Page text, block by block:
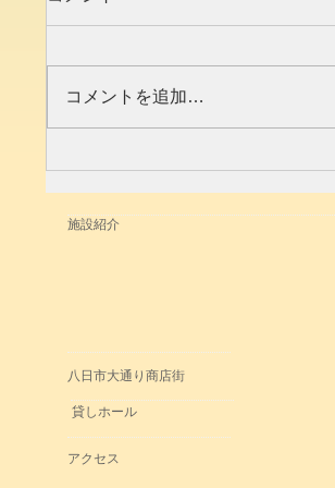
ン】2023.3/19(日)14時「太子
ホールで会いまショウ！」開
コメントを追加…
施設紹介
八日市大通り商店街
貸しホール
アクセス